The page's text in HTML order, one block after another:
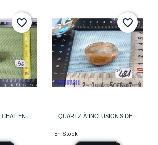
EN...
favorite_border
QUARTZ À INCLUSIONS DE...
En Stock
favorite_border